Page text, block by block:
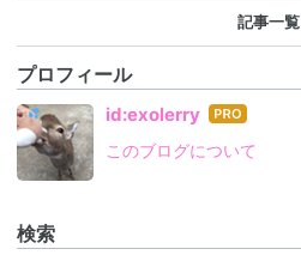
記事一覧
プロフィール
id:exolerry はて
ログ
このブログについて
検索